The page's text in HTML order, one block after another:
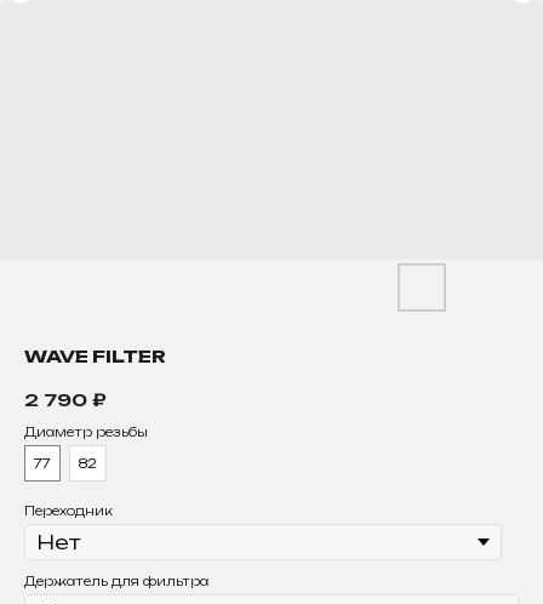
WAVE FILTER
2 790 ₽
Диаметр резьбы
77 82
Переходник
Держатель для фильтра